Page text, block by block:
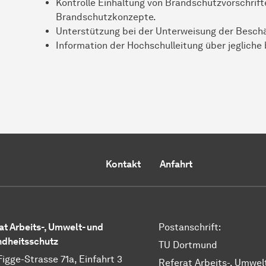
Kontrolle Einhaltung von
Brandschutzkonzepte.
Unterstützung bei der Unterweisung der
Information der Hochschulleitung über
Kontakt Anfahrt
Arbeits-, Umwelt- und
Strasse 71a, Einfahrt 3
Postanschrift:
TU Dortmund
Referat Arbeits-,